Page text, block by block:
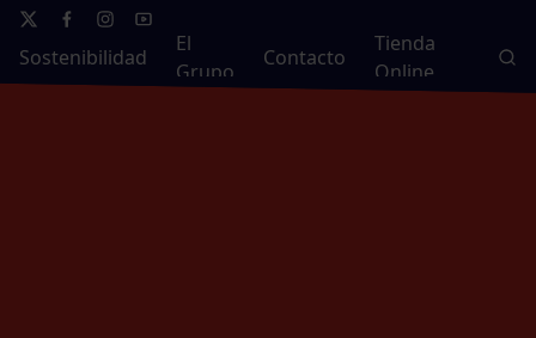
Sostenibilidad
El
Grupo
Contacto
Tienda
Online